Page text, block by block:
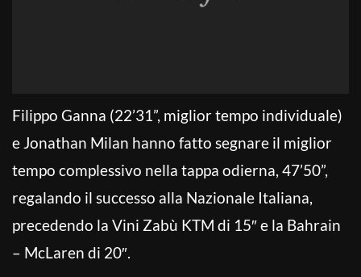
Filippo Ganna (22’31”, miglior tempo individuale)
e Jonathan Milan hanno fatto segnare il miglior
tempo complessivo nella tappa odierna, 47’50”,
regalando il successo alla Nazionale Italiana,
precedendo la Vini Zabù KTM di 15″ e la Bahrain
– McLaren di 20″.